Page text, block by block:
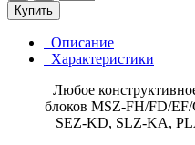
Купить
Описание
Характеристики
Любое
блоков MSZ-FH/FD/
SEZ-KD, SLZ-KA,